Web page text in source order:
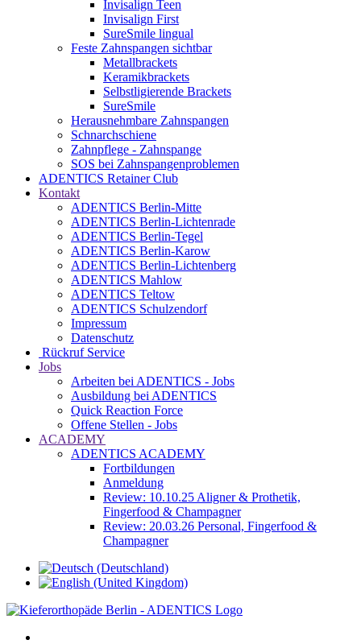
Invisalign Teen
Invisalign First
SureSmile lingual
Feste Zahnspangen sichtbar
Metallbrackets
Keramikbrackets
Selbstligierende Brackets
SureSmile
Herausnehmbare Zahnspangen
Schnarchschiene
Zahnpflege - Zahnspange
SOS bei Zahnspangenproblemen
ADENTICS Retainer Club
Kontakt
ADENTICS Berlin-Mitte
ADENTICS Berlin-Lichtenrade
ADENTICS Berlin-Tegel
ADENTICS Berlin-Karow
ADENTICS Berlin-Lichtenberg
ADENTICS Mahlow
ADENTICS Teltow
ADENTICS Schulzendorf
Impressum
Datenschutz
Rückruf Service
Jobs
Arbeiten bei ADENTICS - Jobs
Ausbildung bei ADENTICS
Quick Reaction Force
Offene Stellen - Jobs
ACADEMY
ADENTICS ACADEMY
Fortbildungen
Anmeldung
Review: 10.10.25 Aligner & Prothetik,
Fingerfood & Champagner
Review: 20.03.26 Personal, Fingerfood &
Champagner